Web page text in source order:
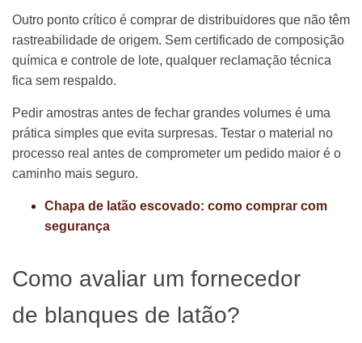
Outro ponto crítico é comprar de distribuidores que não têm
rastreabilidade de origem. Sem certificado de composição
química e controle de lote, qualquer reclamação técnica
fica sem respaldo.
Pedir amostras antes de fechar grandes volumes é uma
prática simples que evita surpresas. Testar o material no
processo real antes de comprometer um pedido maior é o
caminho mais seguro.
Chapa de latão escovado: como comprar com
segurança
Como avaliar um fornecedor
de blanques de latão?